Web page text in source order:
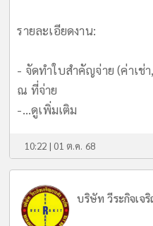
รายละเอียดงาน:
- จัดทำใบสำคัญจ่าย (ค่าเช่
ณ ที่จ่าย
-...ดูเพิ่มเติม
10:22 | 01 ต.ค. 68
บริษัท วีระกิจเจ